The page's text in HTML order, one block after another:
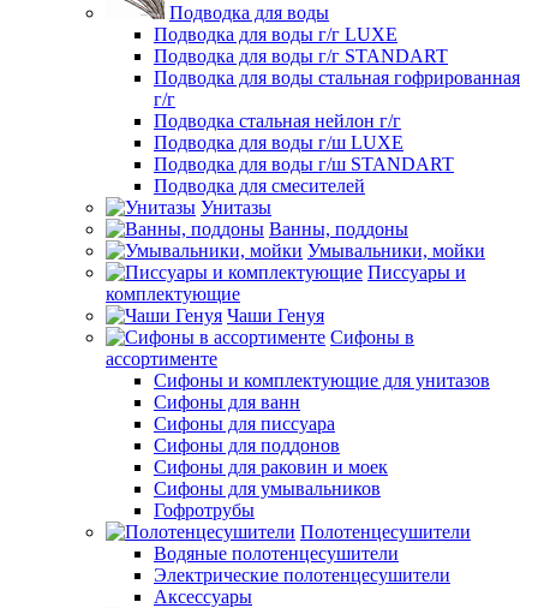
Подводка для воды
Подводка для воды г/г LUXE
Подводка для воды г/г STANDART
Подводка для воды стальная гофрированная
г/г
Подводка стальная нейлон г/г
Подводка для воды г/ш LUXE
Подводка для воды г/ш STANDART
Подводка для смесителей
Унитазы
Ванны, поддоны
Умывальники, мойки
Писсуары и
комплектующие
Чаши Генуя
Сифоны в
ассортименте
Сифоны и комплектующие для унитазов
Сифоны для ванн
Сифоны для писсуара
Сифоны для поддонов
Сифоны для раковин и моек
Сифоны для умывальников
Гофротрубы
Полотенцесушители
Водяные полотенцесушители
Электрические полотенцесушители
Аксессуары